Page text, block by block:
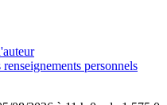
personnels